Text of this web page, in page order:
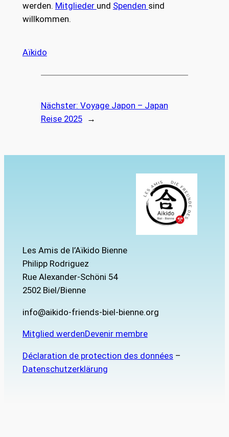
werden. Mitglieder und Spenden sind
willkommen.
Aïkido
Nächster: Voyage Japon – Japan
Reise 2025
→
Les Amis de l’Aïkido Bienne
Philipp Rodriguez
Rue Alexander-Schöni 54
2502 Biel/Bienne
info@aikido-friends-biel-bienne.org
Mitglied werdenDevenir membre
Déclaration de protection des données –
Datenschutzerklärung